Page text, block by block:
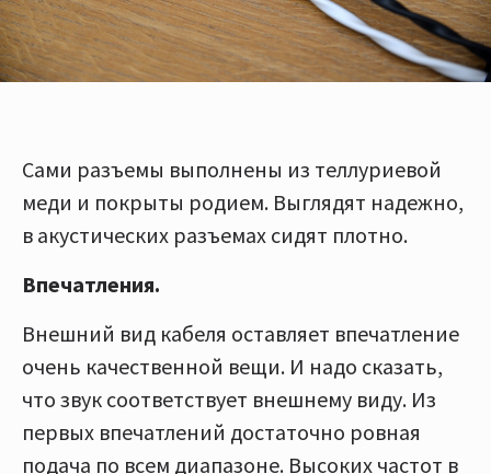
Сами разъемы выполнены из теллуриевой
меди и покрыты родием. Выглядят надежно,
в акустических разъемах сидят плотно.
Впечатления.
Внешний вид кабеля оставляет впечатление
очень качественной вещи. И надо сказать,
что звук соответствует внешнему виду. Из
первых впечатлений достаточно ровная
подача по всем диапазоне. Высоких частот в